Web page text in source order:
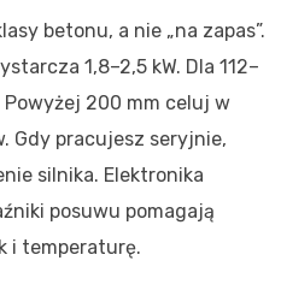
betonu, a nie „na zapas”.
1,8–2,5 kW. Dla 112–
Powyżej 200 mm celuj w
Gdy pracujesz seryjnie,
silnika. Elektronika
posuwu pomagają
i temperaturę.